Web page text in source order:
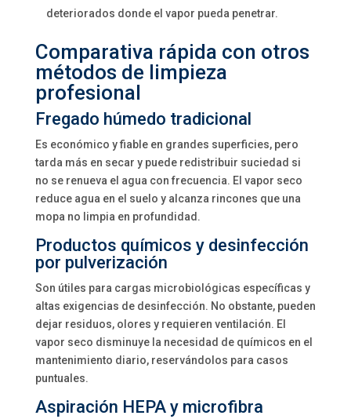
deteriorados donde el vapor pueda penetrar.
Comparativa rápida con otros
métodos de limpieza
profesional
Fregado húmedo tradicional
Es económico y fiable en grandes superficies, pero
tarda más en secar y puede redistribuir suciedad si
no se renueva el agua con frecuencia. El vapor seco
reduce agua en el suelo y alcanza rincones que una
mopa no limpia en profundidad.
Productos químicos y desinfección
por pulverización
Son útiles para cargas microbiológicas específicas y
altas exigencias de desinfección. No obstante, pueden
dejar residuos, olores y requieren ventilación. El
vapor seco disminuye la necesidad de químicos en el
mantenimiento diario, reservándolos para casos
puntuales.
Aspiración HEPA y microfibra